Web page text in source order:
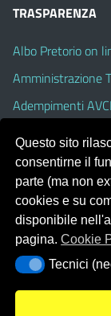
TRASPARENZA
Albo Pretorio on
Amministrazione
Adempimenti
Accesso Civico
Dichiarazione di
Portale realizzato
Template Italia
(Alioth)
Questo sito
consentirne il
parte (ma non
cookies e su
disponibile
pagina.Cookie
TecniciTecnici